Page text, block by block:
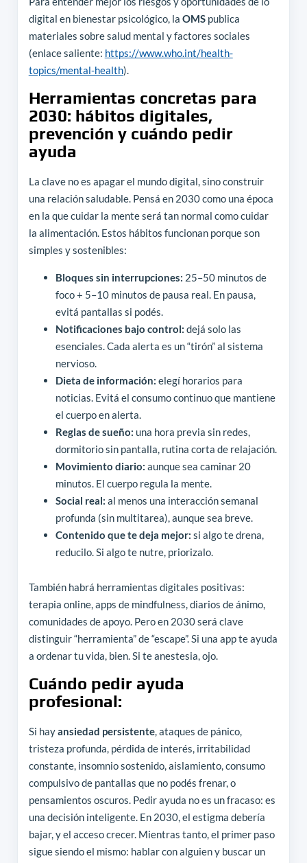
digital en bienestar psicológico, la OMSpublica
materiales sobre salud mental y factores sociales
(enlace saliente: https://www.who.int/health-
topics/mental-health).
Herramientas concretas para
2030: hábitos digitales,
prevención y cuándo pedir
ayuda
La clave no es apagar el mundo digital, sino construir
una relación saludable. Pensá en 2030 como una época
en la que cuidar la mente será tan normal como cuidar
la alimentación. Estos hábitos funcionan porque son
simples y sostenibles:
Bloques sin interrupciones: 25–50 minutos de
foco + 5–10 minutos de pausa real. En pausa,
evitá pantallas si podés.
Notificaciones bajo control: dejá solo las
esenciales. Cada alerta es un “tirón” al sistema
nervioso.
Dieta de información: elegí horarios para
noticias. Evitá el consumo continuo que mantiene
el cuerpo en alerta.
Reglas de sueño: una hora previa sin redes,
dormitorio sin pantalla, rutina corta de relajación.
Movimiento diario: aunque sea caminar 20
minutos. El cuerpo regula la mente.
Social real: al menos una interacción semanal
profunda (sin multitarea), aunque sea breve.
Contenido que te deja mejor: si algo te drena,
reducilo. Si algo te nutre, priorizalo.
También habrá herramientas digitales positivas:
terapia online, apps de mindfulness, diarios de ánimo,
comunidades de apoyo. Pero en 2030 será clave
distinguir “herramienta” de “escape”. Si una app te ayuda
a ordenar tu vida, bien. Si te anestesia, ojo.
Cuándo pedir ayuda
profesional:
Si hayansiedad persistente, ataques de pánico,
tristeza profunda, pérdida de interés, irritabilidad
constante, insomnio sostenido, aislamiento, consumo
compulsivo de pantallas que no podés frenar, o
pensamientos oscuros. Pedir ayuda no es un fracaso: es
una decisión inteligente. En 2030, el estigma debería
bajar, y el acceso crecer. Mientras tanto, el primer paso
sigue siendo el mismo: hablar con alguien y buscar un